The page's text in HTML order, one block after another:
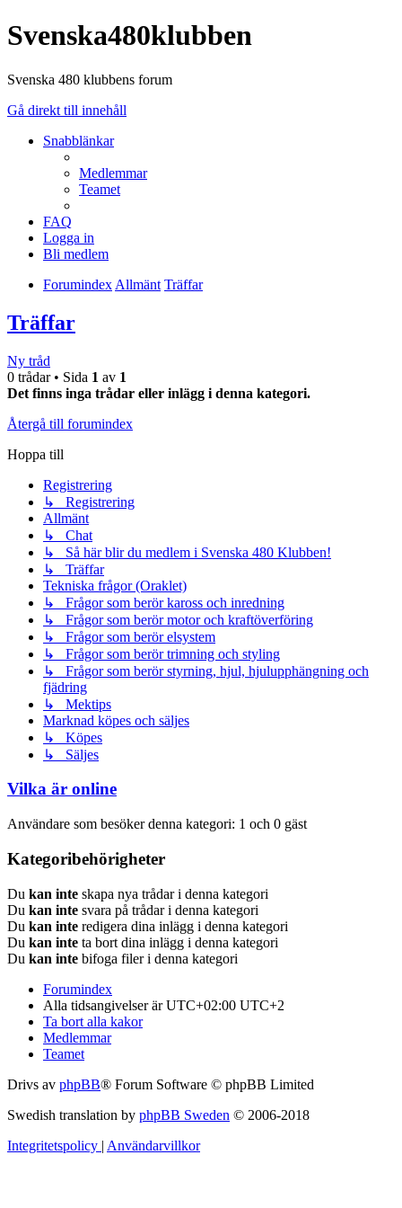
Svenska480klubben
Svenska 480 klubbens forum
Gå direkt till innehåll
Snabblänkar
Medlemmar
Teamet
FAQ
Logga in
Bli medlem
Forumindex Allmänt Träffar
Träffar
Ny tråd
0 trådar • Sida 1 av 1
Det finns inga trådar eller inlägg i denna kategori.
Återgå till forumindex
Hoppa till
Registrering
↳ Registrering
Allmänt
↳ Chat
↳ Så här blir du medlem i Svenska 480 Klubben!
↳ Träffar
Tekniska frågor (Oraklet)
↳ Frågor som berör kaross och inredning
↳ Frågor som berör motor och kraftöverföring
↳ Frågor som berör elsystem
↳ Frågor som berör trimning och styling
↳ Frågor som berör styrning, hjul, hjulupphängning och
fjädring
↳ Mektips
Marknad köpes och säljes
↳ Köpes
↳ Säljes
Vilka är online
Användare som besöker denna kategori: 1 och 0 gäst
Kategoribehörigheter
Du kan inte skapa nya trådar i denna kategori
Du kan inte svara på trådar i denna kategori
Du kan inte redigera dina inlägg i denna kategori
Du kan inte ta bort dina inlägg i denna kategori
Du kan inte bifoga filer i denna kategori
Forumindex
Alla tidsangivelser är UTC+02:00 UTC+2
Ta bort alla kakor
Medlemmar
Teamet
Drivs av phpBB® Forum Software © phpBB Limited
Swedish translation by phpBB Sweden © 2006-2018
Integritetspolicy | Användarvillkor